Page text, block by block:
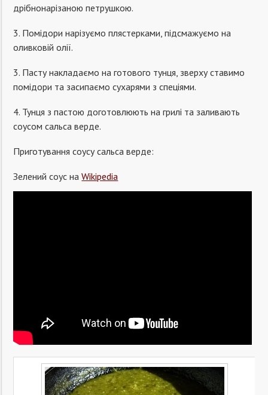
дрібнонарізаною петрушкою.
3. Помідори нарізуємо плястерками, підсмажуємо на
оливковій олії.
3. Пасту накладаємо на готового тунця, зверху ставимо
помідори та засипаємо сухарями з спеціями.
4. Тунця з пастою доготовлюють на грилі та заливають
соусом сальса верде.
Приготування соусу сальса верде:
Зелений соус наWikipedia